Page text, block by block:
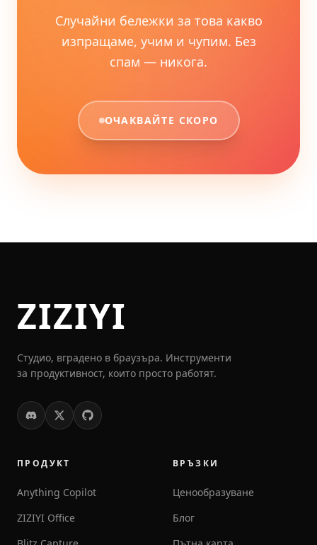
Случайни бележки за това какво
изпращаме, учим и чупим. Без
спам — никога.
ОЧАКВАЙТЕ СКОРО
ZIZIYI
Студио, вградено в браузъра. Инструменти
за продуктивност, които просто работят.
ПРОДУКТ
Anything Copilot
ZIZIYI Office
ВРЪЗКИ
Ценообразуване
Блог